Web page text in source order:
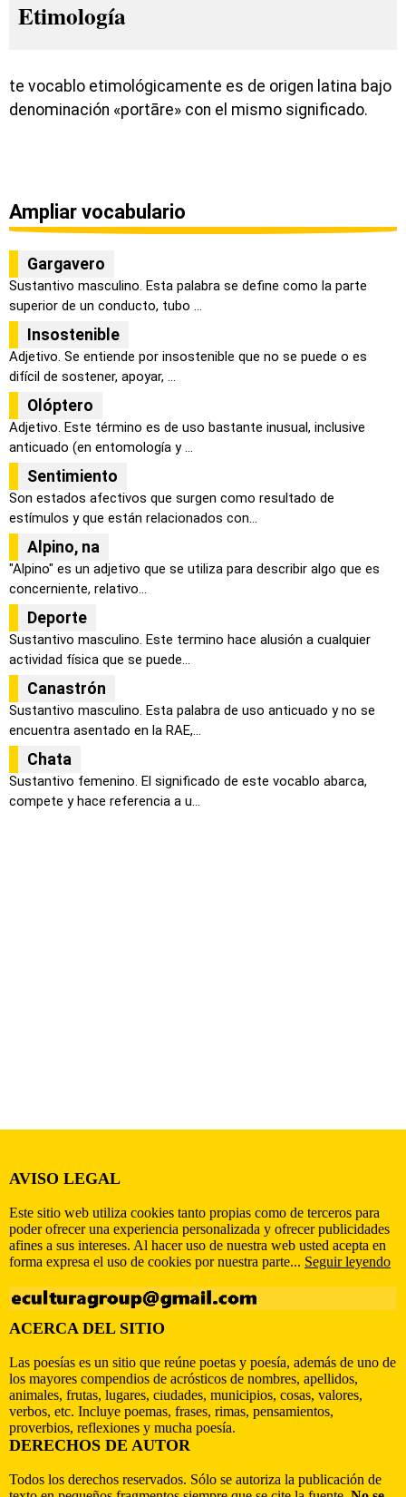
Etimología
te vocablo etimológicamente es de origen latina bajo
denominación «portāre» con el mismo significado.
Ampliar vocabulario
Gargavero
Sustantivo masculino. Esta palabra se define como la parte
superior de un conducto, tubo ...
Insostenible
Adjetivo. Se entiende por insostenible que no se puede o es
difícil de sostener, apoyar, ...
Olóptero
Adjetivo. Este término es de uso bastante inusual, inclusive
anticuado (en entomología y ...
Sentimiento
Son estados afectivos que surgen como resultado de
estímulos y que están relacionados con...
Alpino, na
"Alpino" es un adjetivo que se utiliza para describir algo que es
concerniente, relativo...
Deporte
Sustantivo masculino. Este termino hace alusión a cualquier
actividad física que se puede...
Canastrón
Sustantivo masculino. Esta palabra de uso anticuado y no se
encuentra asentado en la RAE,...
Chata
Sustantivo femenino. El significado de este vocablo abarca,
compete y hace referencia a u...
AVISO LEGAL
Este sitio web utiliza cookies tanto propias como de terceros para
poder ofrecer una experiencia personalizada y ofrecer publicidades
afines a sus intereses. Al hacer uso de nuestra web usted acepta en
forma expresa el uso de cookies por nuestra parte... Seguir leyendo
ACERCA DEL SITIO
Las poesías es un sitio que reúne poetas y poesía, además de uno de
los mayores compendios de acrósticos de nombres, apellidos,
animales, frutas, lugares, ciudades, municipios, cosas, valores,
verbos, etc. Incluye poemas, frases, rimas, pensamientos,
proverbios, reflexiones y mucha poesía.
DERECHOS DE AUTOR
Todos los derechos reservados. Sólo se autoriza la publicación de